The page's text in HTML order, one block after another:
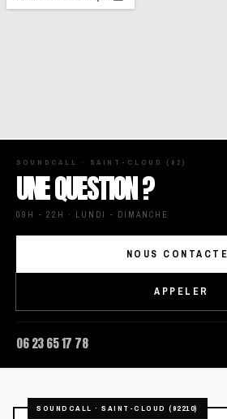
SOUNDCALL · SAINT-CLOUD (92)
UNE QUESTION ?
09H - 22H · LUNDI - DIMANCHE
NOUS
APPELER
06 23 65 17 78